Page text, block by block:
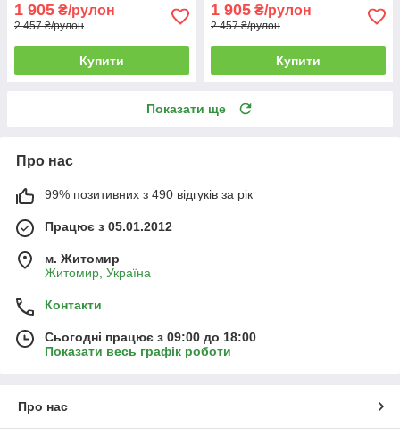
1 905 ₴/рулон
2 457 ₴/рулон
Купити
1 905 ₴/рулон
2 457 ₴/рулон
Купити
Показати ще
Про нас
99% позитивних з 490 відгуків за рік
Працює з 05.01.2012
м. Житомир
Житомир, Україна
Контакти
Сьогодні працює з 09:00 до 18:00
Показати весь графік роботи
Про нас